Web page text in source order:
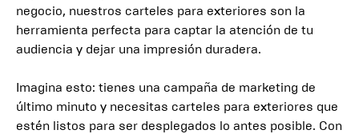
negocio, nuestros carteles para exteriores son la
herramienta perfecta para captar la atención de tu
audiencia y dejar una impresión duradera.
Imagina esto: tienes una campaña de marketing de
último minuto y necesitas carteles para exteriores que
estén listos para ser desplegados lo antes posible. Con